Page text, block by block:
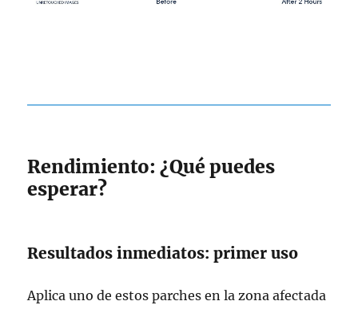
Rendimiento: ¿Qué puedes
esperar?
Resultados inmediatos: primer uso
Aplica uno de estos parches en la zona afectada